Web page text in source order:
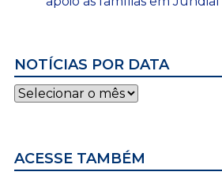
NOTÍCIAS POR DATA
Notícias
por
ACESSE TAMBÉM